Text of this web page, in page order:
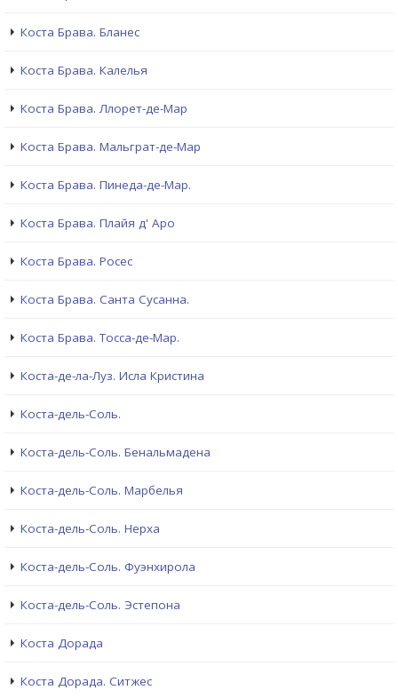
Коста Брава. Бланес
Коста Брава. Калелья
Коста Брава. Ллорет-де-Мар
Коста Брава. Мальграт-де-Мар
Коста Брава. Пинеда-де-Мар.
Коста Брава. Плайя д' Аро
Коста Брава. Росес
Коста Брава. Санта Сусанна.
Коста Брава. Тосса-де-Мар.
Коста-де-ла-Луз. Исла Кристина
Коста-дель-Соль.
Коста-дель-Соль. Бенальмадена
Коста-дель-Соль. Марбелья
Коста-дель-Соль. Нерха
Коста-дель-Соль. Фуэнхирола
Коста-дель-Соль. Эстепона
Коста Дорада
Коста Дорада. Ситжес